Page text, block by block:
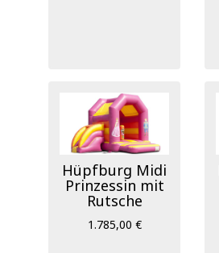
Hüpfburg Midi
Prinzessin mit
Rutsche
1.785,00 €